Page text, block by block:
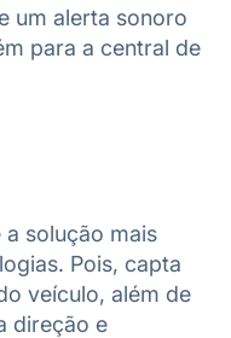
um alerta sonoro
para a central de
solução mais
Pois, capta
veículo, além de
direção e